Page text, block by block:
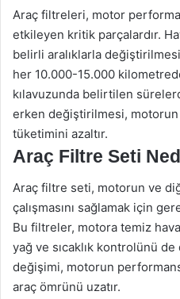
Araç filtreleri, motor
etkileyen kritik parçalardır.
belirli aralıklarla
her 10.000-15.000
kılavuzunda belirtilen
erken değiştirilmesi, motorun
tüketimini azaltır.
Araç Filtre Seti
Araç filtre seti, motorun ve
çalışmasını sağlamak için
Bu filtreler, motora temiz
yağ ve sıcaklık kontrolünü
değişimi, motorun
araç ömrünü uzatır.